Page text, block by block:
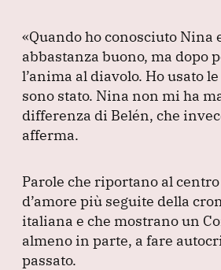
«Quando ho conosciuto Nina
abbastanza buono, ma dopo
l’anima al diavolo. Ho usato
sono stato. Nina non mi ha
differenza di Belén, che
afferma.
Parole che riportano al
d’amore più seguite della
italiana e che mostrano un
almeno in parte, a fare
passato.